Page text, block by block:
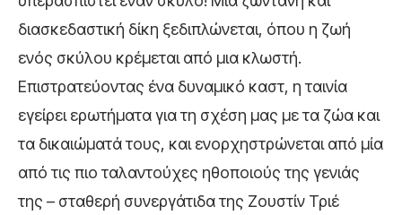
διασκεδαστική δίκη ξεδιπλώνεται, όπου η ζωή
ενός σκύλου κρέμεται από μια κλωστή.
Επιστρατεύοντας ένα δυναμικό καστ, η ταινία
εγείρει ερωτήματα για τη σχέση μας με τα ζώα και
τα δικαιώματά τους, και ενορχηστρώνεται από μία
από τις πιο ταλαντούχες ηθοποιούς της γενιάς
της – σταθερή συνεργάτιδα της Ζουστίν Τριέ